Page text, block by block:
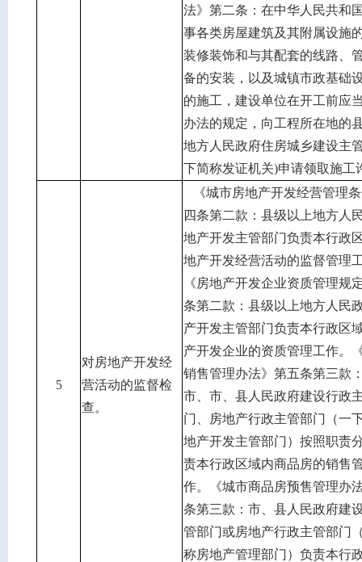
法》第二条：在中华人民共和
事各类房屋建筑及其附属设施
装修装饰和与其配套的线路、
备的安装，以及城镇市政基础
的施工，建设单位在开工前应
办法的规定，向工程所在地的
地方人民政府住房城乡建设主
下简称发证机关)申请领取施工
5
对房地产开发经
营活动的监督检
查。
《城市房地产开发经营管理
四条第二款：县级以上地方人
地产开发主管部门负责本行政
地产开发经营活动的监督管理
《房地产开发企业资质管理规
条第二款：县级以上地方人民
产开发主管部门负责本行政区
产开发企业的资质管理工作。
销售管理办法》第五条第三款
市、市、县人民政府建设行政
门、房地产行政主管部门（一
地产开发主管部门）按照职责
责本行政区域内商品房的销售
作。《城市商品房预售管理办
条第三款：市、县人民政府建
管部门或房地产行政主管部门
称房地产管理部门）负责本行